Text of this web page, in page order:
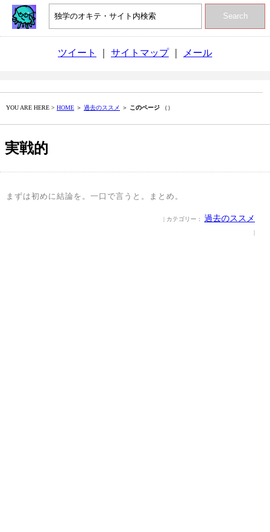
Search
ツイート サイトマップ｜ メール
YOU ARE HERE > HOME ＞ 過去のススメ ＞ このページ （）
実戦的
まずは初めに結論を。一口で言うと。まとめ。
| カテゴリー： 過去のススメ
|